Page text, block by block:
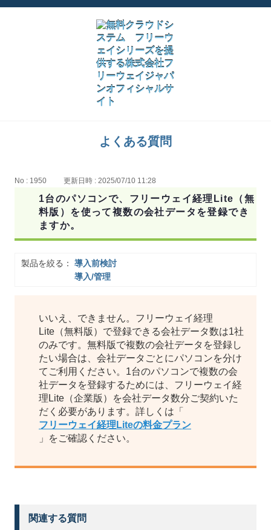
よくある質問
No : 1950 更新日時 : 2025/07/10 11:28
1台のパソコンで、フリーウェイ経理Lite（無
料版）を使って複数の会社データを登録でき
ますか。
製品を絞る：
導入前検討
導入/管理
いいえ、できません。フリーウェイ経理
Lite（無料版）で登録できる会社データ数は1社
のみです。無料版で複数の会社データを登録し
たい場合は、会社データごとにパソコンを分け
てご利用ください。1台のパソコンで複数の会
社データを登録するためには、フリーウェイ経
理Lite（企業版）を会社データ数分ご契約いた
だく必要があります。詳しくは「
フリーウェイ経理Liteの料金プラン
」をご確認ください。
関連する質問